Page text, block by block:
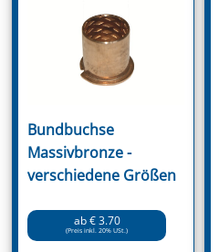
Bundbuchse
Massivbronze -
verschiedene Größen
ab € 3.70
(Preis inkl. 20% USt.)